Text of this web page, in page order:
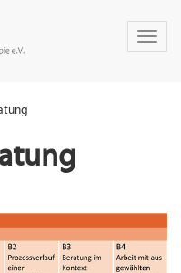
Toggle